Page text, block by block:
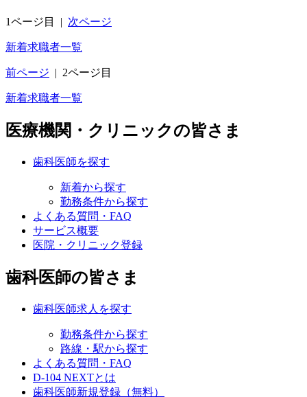
1ページ目 | 次ページ
新着求職者一覧
前ページ | 2ページ目
新着求職者一覧
医療機関・クリニックの皆さま
歯科医師を探す
新着から探す
勤務条件から探す
よくある質問・FAQ
サービス概要
医院・クリニック登録
歯科医師の皆さま
歯科医師求人を探す
勤務条件から探す
路線・駅から探す
よくある質問・FAQ
D-104 NEXTとは
歯科医師新規登録（無料）